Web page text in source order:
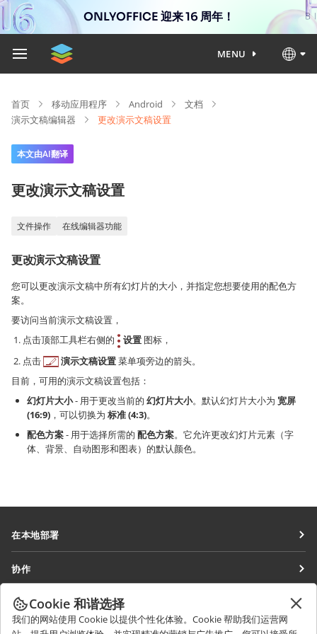
ONLYOFFICE 迎来 16 周年！
MENU
首页 移动应用程序 Android
文档
演示文稿编辑器
更改演示文稿设置
本文由AI翻译
更改演示文稿设置
文件操作 在线编辑器功能
更改演示文稿设置
您可以更改演示文稿中所有幻灯片的大小，并指定您想要使用的配色方
案。
要访问当前演示文稿设置，
点击顶部工具栏右侧的
设置 图标，
点击
演示文稿设置菜单项旁边的箭头。
目前，可用的演示文稿设置包括：
幻灯片大小- 用于更改当前的 幻灯片大小。默认幻灯片大小为 宽屏
(16:9) ，可以切换为 标准 (4:3)。
配色方案- 用于选择所需的 配色方案。它允许更改幻灯片元素（字
体、背景、自动图形和图表）的默认颜色。
在本地部署
协作空间
工作区
连接器
协作
针对翻译人员
获取最新资讯
博客
Cookie 和谐选择
我们的网站使用 Cookie 以提供个性化体验。Cookie 帮助我们运营网